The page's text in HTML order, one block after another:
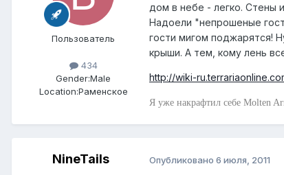
Пользователь
434
Gender:Male
Location:Раменское
дом в небе - легко. Стены
Надоели "непрошеные
гости мигом поджарятся!
крыши. А тем, кому лень
http://wiki-
Я уже накрафтил себе Molten
NineTails Опубликовано 6 июля, 2011